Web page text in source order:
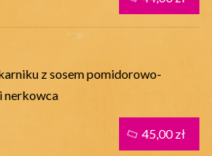
z sosem pomidorowo-
nerkowca